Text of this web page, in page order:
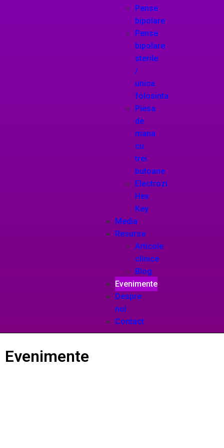
Pense
bipolare
Pense
bipolare
sterile
/
unica
folosinta
Piesa
de
mana
cu
trei
butoane
Electrozi
Hex
Key
Media
Resurse
Articole
clinice
Blog
Evenimente
Despre
noi
Contact
Evenimente